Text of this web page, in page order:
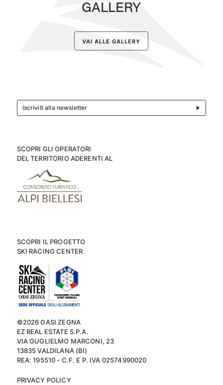
GALLERY
VAI ALLE GALLERY
Iscriviti alla newsletter
SCOPRI GLI OPERATORI
DEL TERRITORIO ADERENTI AL
SCOPRI IL PROGETTO
SKI RACING CENTER
©2026 OASI ZEGNA
EZ REAL ESTATE S.P.A.
VIA GUGLIELMO MARCONI, 23
13835 VALDILANA (BI)
REA: 195510 - C.F. E P. IVA 02574990020
PRIVACY POLICY